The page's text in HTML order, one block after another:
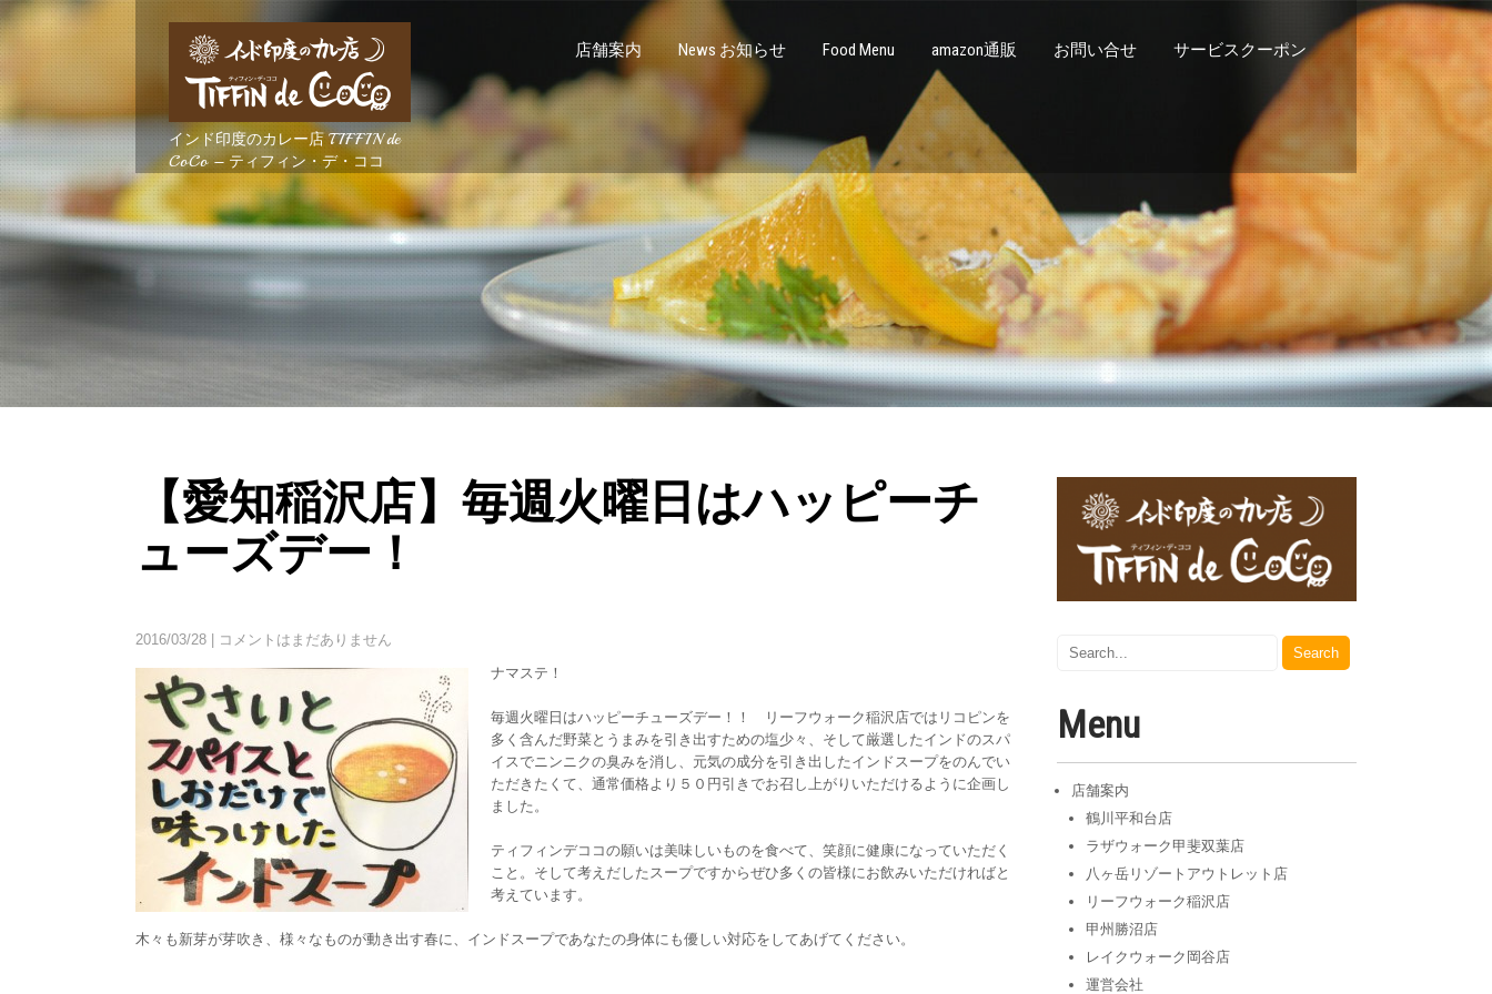
インド印度のカレー店 TIFFIN de
CoCo – ティフィン・デ・ココ
店舗案内 News お知らせ Food Menu amazon通販 お問い合せ サービスクーポン
【愛知稲沢店】毎週火曜日はハッピーチ
ューズデー！
2016/03/28
コメントはまだありません
ナマステ！
毎週火曜日はハッピーチューズデー！！ リーフウォーク稲沢店ではリコピンを
多く含んだ野菜とうまみを引き出すための塩少々、そして厳選したインドのスパ
イスでニンニクの臭みを消し、元気の成分を引き出したインドスープをのんでい
ただきたくて、通常価格より５０円引きでお召し上がりいただけるように企画し
ました。
ティフィンデココの願いは美味しいものを食べて、笑顔に健康になっていただく
こと。そして考えだしたスープですからぜひ多くの皆様にお飲みいただければと
考えています。
木々も新芽が芽吹き、様々なものが動き出す春に、インドスープであなたの身体にも優しい対応をしてあげてください。
Menu
店舗案内
鶴川平和台店
ラザウォーク甲斐双葉店
八ヶ岳リゾートアウトレット店
リーフウォーク稲沢店
甲州勝沼店
レイクウォーク岡谷店
運営会社